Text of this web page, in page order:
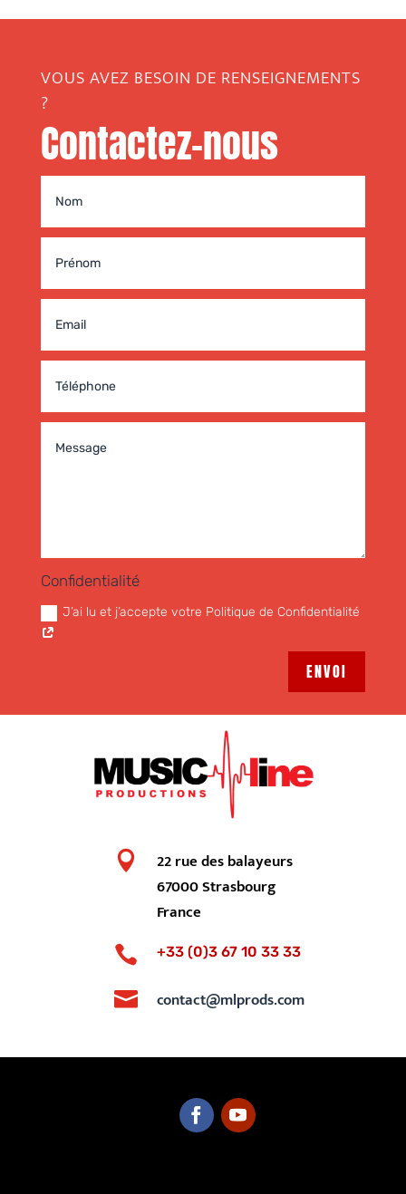
VOUS AVEZ BESOIN DE RENSEIGNEMENTS
?
Contactez-nous
Confidentialité
J’ai lu et j’accepte votre Politique de Confidentialité
ENVOI

22 rue des balayeurs
67000 Strasbourg
France
 +33 (0)3 67 10 33 33
 contact@mlprods.com